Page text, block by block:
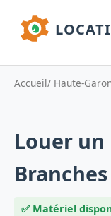
Accueil/ Haute-
Louer un
✅ Matériel